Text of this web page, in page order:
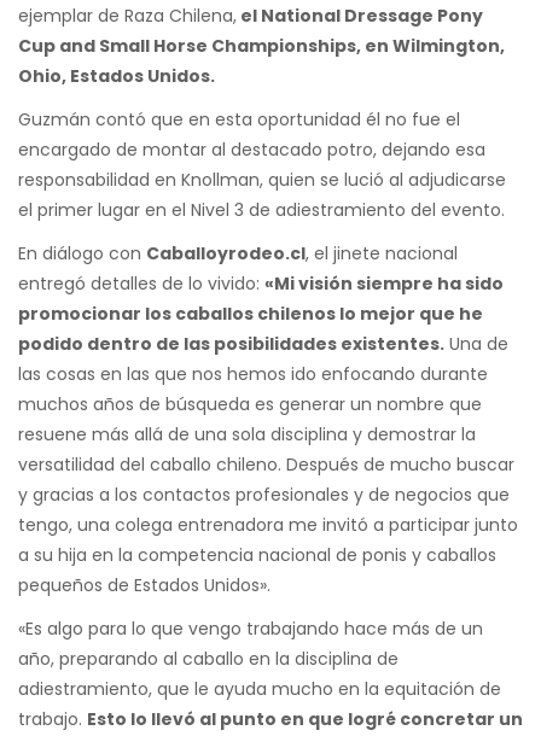
ejemplar de Raza Chilena, el National Dressage Pony
Cup and Small Horse Championships, en Wilmington,
Ohio, Estados Unidos.
Guzmán contó que en esta oportunidad él no fue el
encargado de montar al destacado potro, dejando esa
responsabilidad en Knollman, quien se lució al adjudicarse
el primer lugar en el Nivel 3 de adiestramiento del evento.
En diálogo con Caballoyrodeo.cl, el jinete nacional
entregó detalles de lo vivido: «Mi visión siempre ha sido
promocionar los caballos chilenos lo mejor que he
podido dentro de las posibilidades existentes. Una de
las cosas en las que nos hemos ido enfocando durante
muchos años de búsqueda es generar un nombre que
resuene más allá de una sola disciplina y demostrar la
versatilidad del caballo chileno. Después de mucho buscar
y gracias a los contactos profesionales y de negocios que
tengo, una colega entrenadora me invitó a participar junto
a su hija en la competencia nacional de ponis y caballos
pequeños de Estados Unidos».
«Es algo para lo que vengo trabajando hace más de un
año, preparando al caballo en la disciplina de
adiestramiento, que le ayuda mucho en la equitación de
trabajo. Esto lo llevó al punto en que logré concretar un